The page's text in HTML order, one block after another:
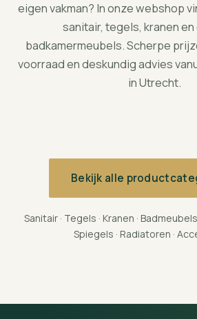
eigen vakman? In onze webshop
sanitair, tegels, kranen
badkamermeubels. Scherpe
voorraad en deskundig advies
in Utrecht.
Bekijk alle
Sanitair · Tegels · Kranen ·
Spiegels · Radiatoren ·